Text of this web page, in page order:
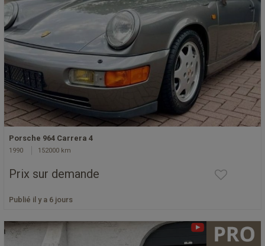
Porsche 964 Carrera 4
1990 152000 km
Prix sur demande
Publié il y a 6 jours